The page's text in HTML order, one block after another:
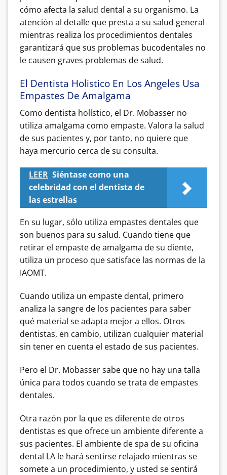
cómo afecta la salud dental a su organismo. La
atención al detalle que presta a su salud general
mientras realiza los procedimientos dentales
garantizará que sus problemas bucodentales no
le causen graves problemas de salud.
El Dentista Holistico En Los Angeles Usa
Empastes De Amalgama
Como dentista holístico, el Dr. Mobasser no
utiliza amalgama como empaste. Valora la salud
de sus pacientes y, por tanto, no quiere que
haya mercurio cerca de su consulta.
LEER Siéntase como una
celebridad con el dentista de
las estrellas
En su lugar, sólo utiliza empastes dentales que
son buenos para su salud. Cuando tiene que
retirar el empaste de amalgama de su diente,
utiliza un proceso que satisface las normas de la
IAOMT.
Cuando utiliza un empaste dental, primero
analiza la sangre de los pacientes para saber
qué material se adapta mejor a ellos. Otros
dentistas, en cambio, utilizan cualquier material
sin tener en cuenta el estado de sus pacientes.
Pero el Dr. Mobasser sabe que no hay una talla
única para todos cuando se trata de empastes
dentales.
Otra razón por la que es diferente de otros
dentistas es que ofrece un ambiente diferente a
sus pacientes. El ambiente de spa de su oficina
dental LA le hará sentirse relajado mientras se
somete a un procedimiento, y usted se sentirá